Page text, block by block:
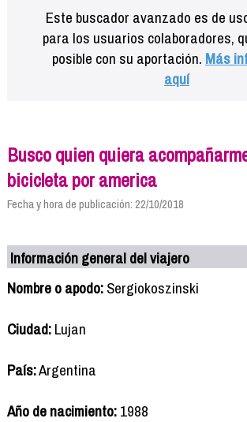
Este buscador avanzado es de
para los usuarios colaboradores,
posible con su aportación. Más
aquí
Busco quien quiera
bicicleta por america
Fecha y hora de publicación: 22/10/2018
Información general del viajero
Nombre o apodo:Sergiokoszinski
Ciudad:Lujan
País:Argentina
Año de nacimiento:1988